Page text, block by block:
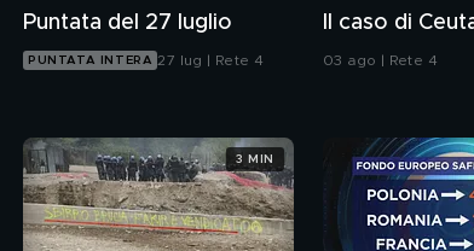
Puntata del 27 luglio
PUNTATA INTERA 27 lug | Rete 4
Il caso di
03 ago | Rete 4
3 MIN